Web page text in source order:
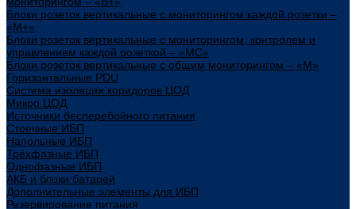
Блоки розеток вертикальные с мониторингом каждой розетки –
«М+»
Блоки розеток вертикальные с мониторингом, контролем и
управлением каждой розеткой – «МС»
Блоки розеток вертикальные с общим мониторингом – «М»
Горизонтальные PDU
Система изоляции коридоров ЦОД
Микро ЦОД
Источники бесперебойного питания
Стоечные ИБП
Напольные ИБП
Трёхфазные ИБП
Однофазные ИБП
АКБ и блоки батарей
Дополнительные элементы для ИБП
Резервирование питания